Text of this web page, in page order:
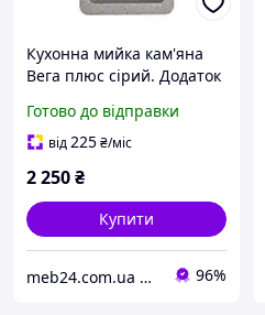
Кухонна мийка кам'яна
Вега плюс сірий. Додаток
штучного каменю
раковина
Готово до відправки
від225₴/міс
2 250₴
Купити
meb24.com.ua Компанія "Меб24". Продаж меблів для дома то офісу. Матраци, ліжка. 96%